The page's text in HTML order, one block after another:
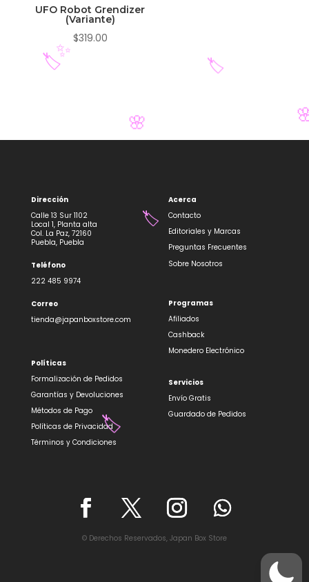
UFO Robot Grendizer
(Variante)
$319.00
Dirección
Calle 13 Sur 1102
Local 1, Planta alta
Col. La Paz, 72160
Puebla, Puebla
Teléfono
222 485 9974
Correo
tienda@japanboxstore.com
Políticas
Formalización de Pedidos
Garantías y Devoluciones
Métodos de Pago
Políticas de Privacidad
Términos y Condiciones
Acerca
Contacto
Editoriales y Marcas
Preguntas Frecuentes
Sobre Nosotros
Programas
Afiliados
Cashback
Monedero Electrónico
Servicios
Envío Gratis
Guardado de Pedidos
© Derechos Reservados, Japan Box Store
🏷️
🏷️
🏷️